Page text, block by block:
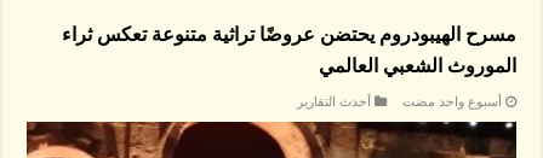
مسرح الهيبودروم يحتضن عروضًا تراثية متنوعة تعكس ثراء
الموروث الشعبي العالمي
‏أسبوع واحد مضت أحدث التقارير